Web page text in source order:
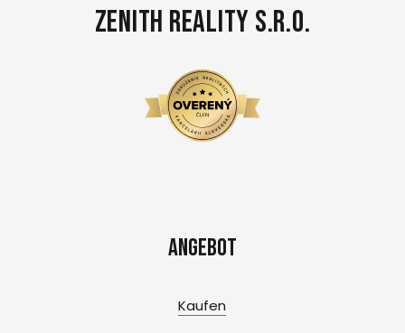
Zenith Reality s.r.o.
Angebot
Kaufen